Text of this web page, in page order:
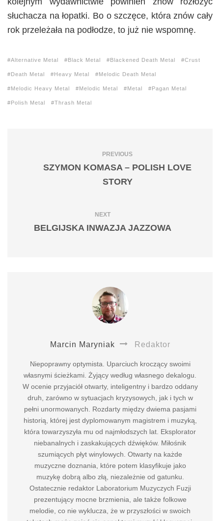
słuchacza na łopatki. Bo o szczęce, która znów cały
rok przeleżała na podłodze, to już nie wspomnę.
Alternative Metal Black Metal Blackened Death Metal Crust
Death Metal Heavy Metal Melodic Death Metal
Melodic Heavy Metal Melodic Metal Metal Pagan Metal
Polish Metal Thrash Metal
PREVIOUS
SZYMON KOMASA – POLISH LOVE
STORY
NEXT
BELGIJSKA INWAZJA JAZZOWA
Marcin Maryniak Redaktor
Niepoprawny optymista. Uparciuch kroczący swoimi
własnymi ścieżkami. Żyjący według własnego dekalogu.
W ocenie przyjaciół otwarty, inteligentny i bardzo oddany
druh, zarówno w sytuacjach kryzysowych, jak i tych w
pełni unormowanych. Rozdarty między dwiema pasjami
historią, której jest dyplomowanym magistrem i muzyką,
która towarzyszyła mu od najmłodszych lat. Eksplorator
niebanalnych i zaskakujących dźwięków. Miłośnik
szumiących płyt winylowych. Otwarty na każde
muzyczne doznania, które potem klasyfikuje jako
muzykę dobrą albo złą, niezależnie od gatunku.
Ostatecznie redaktor Laboratorium Muzyczych Fuzji
prezentujący mocne brzmienia, ale także folkowe
melodie, co nie wyklucza, że w przyszłości w swoich